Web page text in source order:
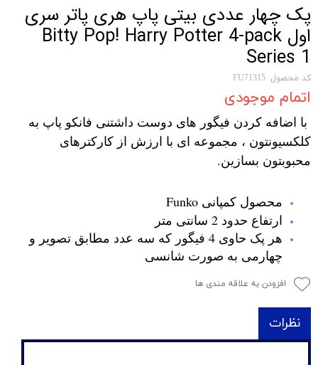
پک چهار عددی بیتی پاپ هری پاتر سری
اول Bitty Pop! Harry Potter 4-pack
Series 1
کد محصول: FU71315
اتمام موجودی
با اضافه کردن فیگور های دوست داشتنی فانکو پاپ به
کلکسیونتون ، مجموعه ای با ارزش از کارکترهای
محبوبتون بسازین.
محصول کمپانی Funko
ارتفاع حدود 2 سانتی متر
هر پک حاوی 4 فیگور که سه عدد مطابق تصویر و
چهارمی به صورت شانسی
افزودن به علاقه مندی ها
نظرات